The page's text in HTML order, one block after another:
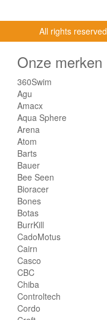
All rights reserved
Onze merken
360Swim
Agu
Amacx
Aqua Sphere
Arena
Atom
Barts
Bauer
Bee Seen
Bioracer
Bones
Botas
BurrKill
CadoMotus
Cairn
Casco
CBC
Chiba
Controltech
Cordo